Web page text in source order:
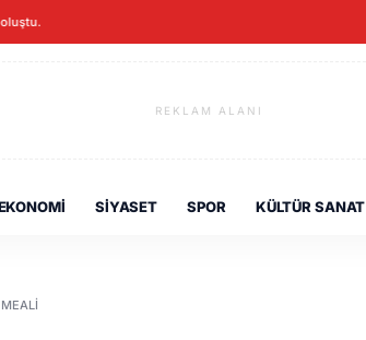
REKLAM ALANI
SIYASET SPOR KÜLTÜR SANAT